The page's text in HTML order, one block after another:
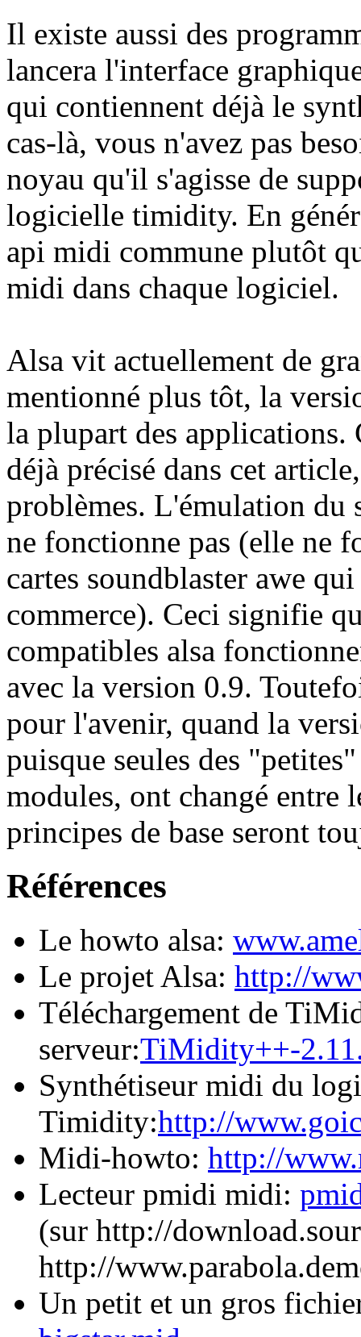
Il existe aussi des
lancera l'interface
qui contiennent déjà le
cas-là, vous n'avez pas
noyau qu'il s'agisse de
logicielle timidity. En
api midi commune plutôt
midi dans chaque logiciel.
Alsa vit actuellement de
mentionné plus tôt, la
la plupart des applications.
déjà précisé dans cet
problèmes. L'émulation du
ne fonctionne pas (elle ne
cartes soundblaster awe
commerce). Ceci signifie
compatibles alsa
avec la version 0.9.
pour l'avenir, quand la
puisque seules des
modules, ont changé entre
principes de base seront
Références
Le howto alsa:
Le projet Alsa: http://
Téléchargement de
serveur:TiMidity++-
Synthétiseur midi du
Timidity:http://
Midi-howto: http://
Lecteur pmidi midi:
(sur http://
http://
Un petit et un gros